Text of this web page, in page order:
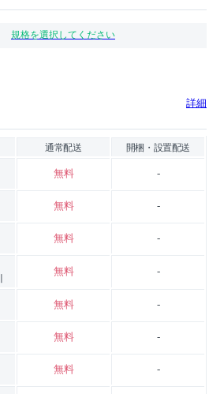
規格を選択してください
詳細
通常配送 開梱・設置配送
無料 -
無料 -
無料 -
無料 -
無料 -
無料 -
無料 -